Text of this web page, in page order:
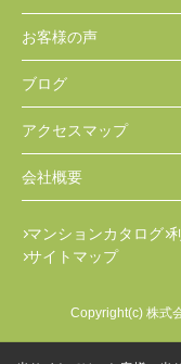
お客様の声
ブログ
アクセスマップ
会社概要
マンションカタログ
サイトマップ
Copyright(c) 株式